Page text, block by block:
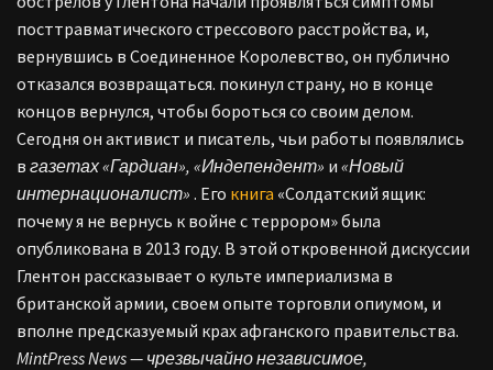
посттравматического стрессового расстройства, и,
вернувшись в Соединенное Королевство, он публично
отказался возвращаться. покинул страну, но в конце
концов вернулся, чтобы бороться со своим делом.
Сегодня он активист и писатель, чьи работы появлялись
в газетах «Гардиан», «Индепендент» и «Новый
интернационалист» . Его книга «Солдатский ящик:
почему я не вернусь к войне с террором» была
опубликована в 2013 году. В этой откровенной дискуссии
Глентон рассказывает о культе империализма в
британской армии, своем опыте торговли опиумом, и
вполне предсказуемый крах афганского правительства.
MintPress News — чрезвычайно независимое,